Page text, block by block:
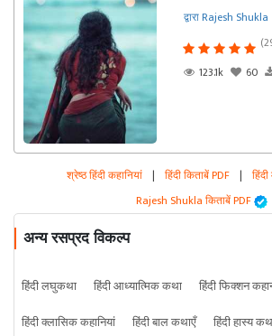
द्वारा Rajesh Shukla
123.1k
60
श्रेष्ठ हिंदी कहानियां | हिंदी किताबें PDF |
Rajesh Shukla किताबें PDF
अन्य रसप्रद विकल्प
हिंदी लघुकथा हिंदी आध्यात्मिक कथा हिंदी फिक्शन
हिंदी क्लासिक कहानियां
हिंदी बाल कथाएँ हिंदी हास्य